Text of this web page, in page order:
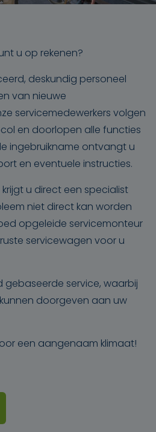
u op rekenen?
deskundig personeel
van nieuwe
servicemedewerkers volgen
en doorlopen alle functies
ingebruikname ontvangt u
en eventuele instructies.
u direct een specialist
niet direct kan worden
opgeleide servicemonteur
servicewagen voor u
gebaseerde service, waarbij
doorgeven aan uw
een aangenaam klimaat!